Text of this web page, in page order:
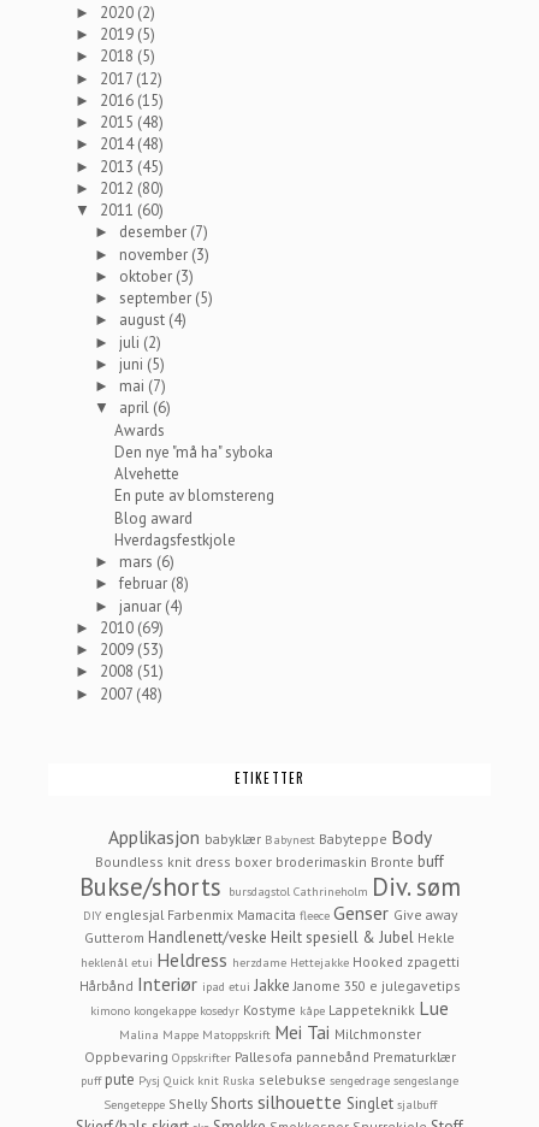
► 2020 (2)
► 2019 (5)
► 2018 (5)
► 2017 (12)
► 2016 (15)
► 2015 (48)
► 2014(48)
► 2013 (45)
► 2012 (80)
▼ 2011 (60)
► desember (7)
► november (3)
► oktober (3)
►september (5)
► august (4)
► juli (2)
► juni (5)
► mai (7)
▼ april (6)
Awards
Den nye "må ha" syboka
Alvehette
En pute av blomstereng
Blog award
Hverdagsfestkjole
► mars (6)
►februar (8)
► januar (4)
► 2010 (69)
► 2009 (53)
► 2008 (51)
► 2007 (48)
ETIKETTER
Applikasjon babyklær Babynest Babyteppe Body
Boundless knit dress boxer broderimaskin Bronte buff
Bukse/shorts bursdagstol Cathrineholm Div. søm
DIY englesjal Farbenmix Mamacita fleece Genser Give away
Gutterom Handlenett/veske Heilt spesiell & Jubel Hekle
heklenål etui Heldress herzdame Hettejakke Hooked zpagetti
Hårbånd Interiør ipad etui Jakke Janome 350 e julegavetips
kimono kongekappe kosedyr Kostyme kåpe Lappeteknikk Lue
Malina Mappe Matoppskrift Mei Tai Milchmonster
Oppbevaring Oppskrifter Pallesofa pannebånd Prematurklær
puff pute Pysj Quick knit Ruska selebukse sengedrage sengeslange
Sengeteppe Shelly Shorts silhouette Singlet sjalbuff